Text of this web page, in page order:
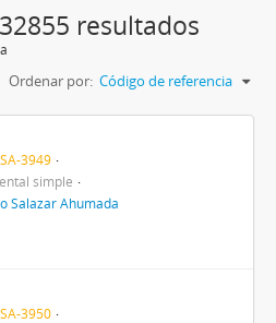
resultados
Ordenar por: Código de referencia
3949
simple
Salazar Ahumada
3950